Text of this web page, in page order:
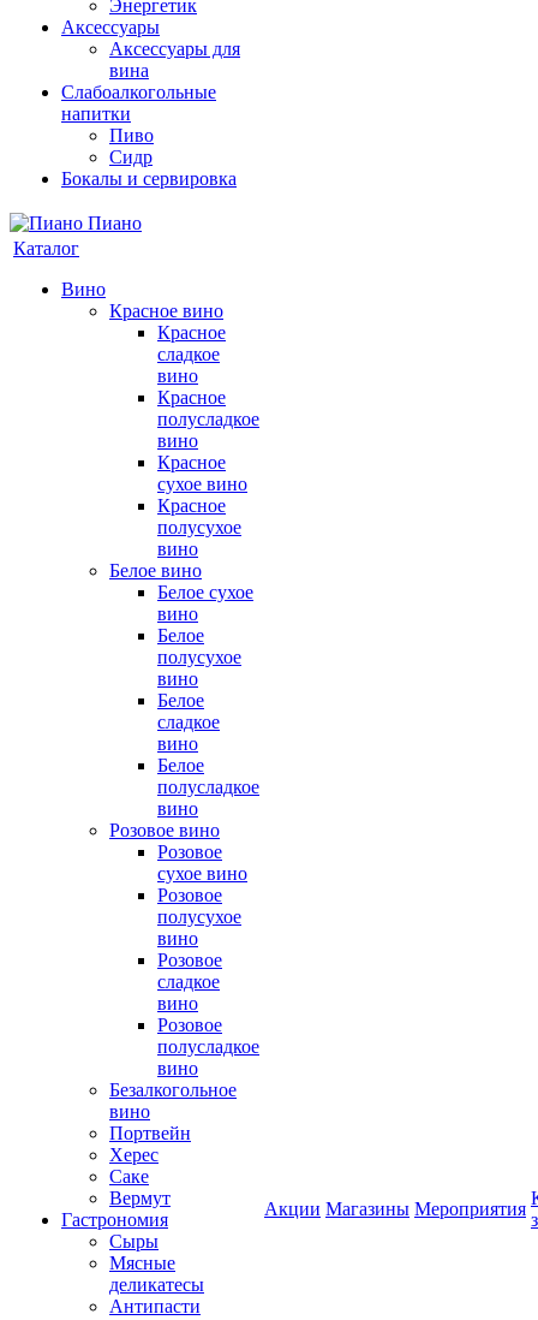
Энергетик
Аксессуары
Аксессуары для
вина
Слабоалкогольные
напитки
Пиво
Сидр
Бокалы и сервировка
Каталог
Вино
Красное вино
Красное
сладкое
вино
Красное
полусладкое
вино
Красное
сухое вино
Красное
полусухое
вино
Белое вино
Белое сухое
вино
Белое
полусухое
вино
Белое
сладкое
вино
Белое
полусладкое
вино
Розовое вино
Розовое
сухое вино
Розовое
полусухое
вино
Розовое
сладкое
вино
Розовое
полусладкое
вино
Безалкогольное
вино
Портвейн
Херес
Саке
Вермут
Гастрономия
Сыры
Мясные
деликатесы
Антипасти
Акции Магазины Мероприятия